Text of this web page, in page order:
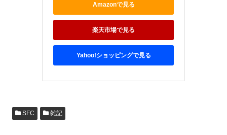
Amazonで見る
楽天市場で見る
Yahoo!ショッピングで見る
SFC 雑記